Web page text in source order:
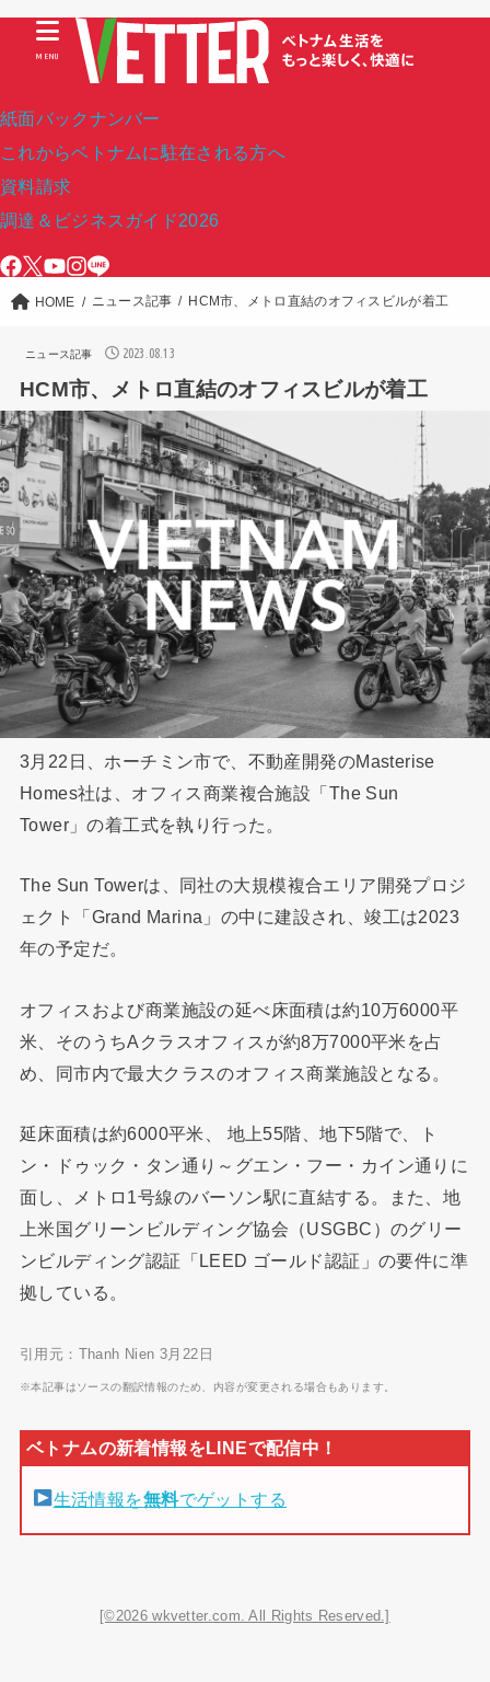
紙面バックナンバー
これからベトナムに駐在される方へ
資料請求
調達＆ビジネスガイド2026
MENU
HOME ニュース記事 HCM市、メトロ直結のオフィスビルが着工
ニュース記事 2023.08.13
HCM市、メトロ直結のオフィスビルが着工
3月22日、ホーチミン市で、不動産開発のMasterise
Homes社は、オフィス商業複合施設「The Sun
Tower」の着工式を執り行った。
The Sun Towerは、同社の大規模複合エリア開発プロジ
ェクト「Grand Marina」の中に建設され、竣工は2023
年の予定だ。
オフィスおよび商業施設の延べ床面積は約10万6000平
米、そのうちAクラスオフィスが約8万7000平米を占
め、同市内で最大クラスのオフィス商業施設となる。
延床面積は約6000平米、 地上55階、地下5階で、ト
ン・ドゥック・タン通り～グエン・フー・カイン通りに
面し、メトロ1号線のバーソン駅に直結する。また、地
上米国グリーンビルディング協会（USGBC）のグリー
ンビルディング認証「LEED ゴールド認証」の要件に準
拠している。
引用元：Thanh Nien 3月22日
※本記事はソースの翻訳情報のため、内容が変更される場合もあります。
生活情報を無料でゲットする
[©2026 wkvetter.com. All Rights Reserved.]